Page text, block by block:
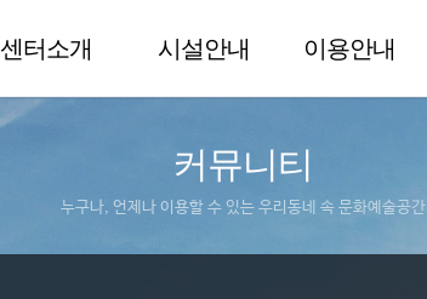
센터소개 시설안내 이용안내
커뮤니티
누구나, 언제나 이용할 수 있는 우리동네 속 문화예술공간